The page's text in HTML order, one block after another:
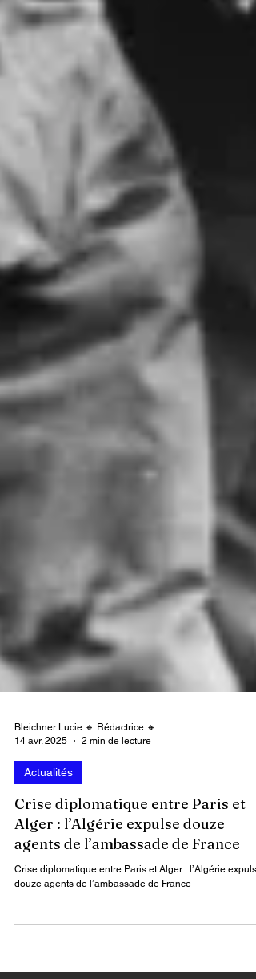
14 avr. 2025
Actualités
Crise diplomatique entre Paris et
Alger : l’Algérie expulse douze
agents de l’ambassade de France